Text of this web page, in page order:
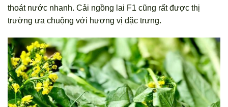
thoát nước nhanh. Cải ngồng lai F1 cũng rất được thị
trường ưa chuộng với hương vị đặc trưng.